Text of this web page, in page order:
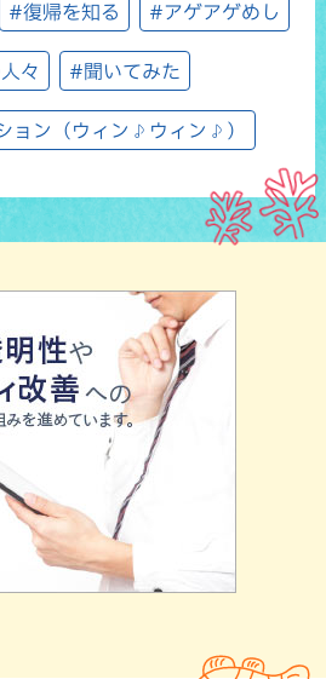
#復帰を知る #アゲアゲめし
々 #聞いてみた
ョン（ウィン♪ウィン♪）